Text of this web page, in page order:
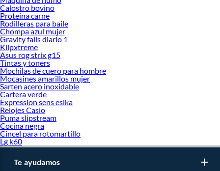
Calostro bovino
Proteina carne
Rodilleras para baile
Chompa azul mujer
Gravity falls diario 1
Klipxtreme
Asus rog strix g15
Tintas y toners
Mochilas de cuero para hombre
Mocasines amarillos mujer
Sarten acero inoxidable
Cartera verde
Expression sens esika
Relojes Casio
Puma slipstream
Cocina negra
Cincel para rotomartillo
Lg k60
Te ayudamos